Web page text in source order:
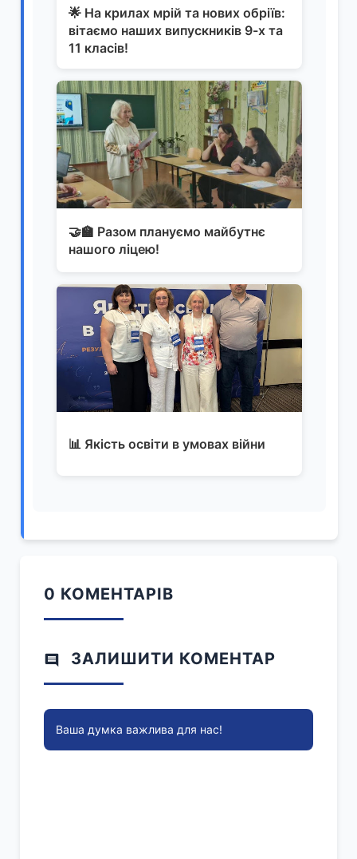
🌟 На крилах мрій та нових обріїв:
вітаємо наших випускників 9-х та
11 класів!
🤝🏫 Разом плануємо майбутнє
нашого ліцею!
📊 Якість освіти в умовах війни
0 КОМЕНТАРІВ
ЗАЛИШИТИ КОМЕНТАР
Ваша думка важлива для нас!